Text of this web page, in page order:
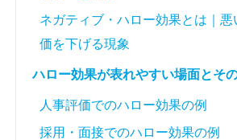
ネガティブ・ハロー効果とは｜
価を下げる現象
ハロー効果が表れやすい場面とそ
人事評価でのハロー効果の例
採用・面接でのハロー効果の例